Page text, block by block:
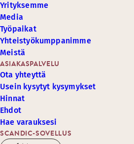
SCANDIC-SOVELLUS
ASIAKASPALVELU
Ota yhteyttä
Usein kysytyt kysymykset
Hinnat
Ehdot
Hae varauksesi
Yrityksemme
Media
Työpaikat
Yhteistyökumppanimme
Meistä